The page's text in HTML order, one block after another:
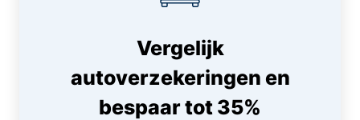
Vergelijk
autoverzekeringen en
bespaar tot 35%